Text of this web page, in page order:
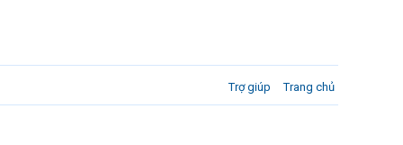
Trợ giúp Trang chủ